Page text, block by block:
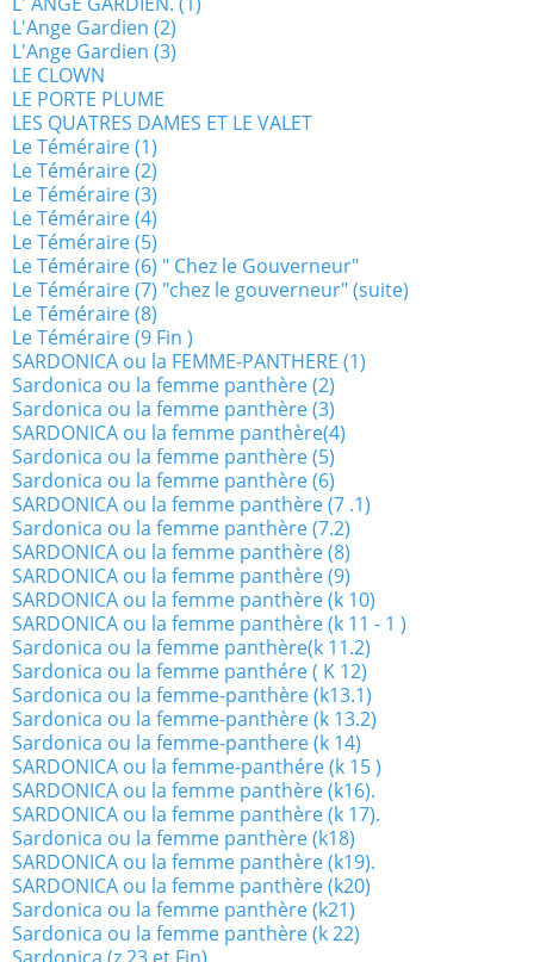
L'Ange Gardien (2)
L'Ange Gardien (3)
LE CLOWN
LE PORTE PLUME
LES QUATRES DAMES ET LE VALET
Le Téméraire (1)
Le Téméraire (2)
Le Téméraire (3)
Le Téméraire (4)
Le Téméraire (5)
Le Téméraire (6) " Chez le Gouverneur"
Le Téméraire (7) "chez le gouverneur" (suite)
Le Téméraire (8)
Le Téméraire (9 Fin )
SARDONICA ou la FEMME-PANTHERE (1)
Sardonica ou la femme panthère (2)
Sardonica ou la femme panthère (3)
SARDONICA ou la femme panthère(4)
Sardonica ou la femme panthère (5)
Sardonica ou la femme panthère (6)
SARDONICA ou la femme panthère (7 .1)
Sardonica ou la femme panthère (7.2)
SARDONICA ou la femme panthère (8)
SARDONICA ou la femme panthère (9)
SARDONICA ou la femme panthère (k 10)
SARDONICA ou la femme panthère (k 11 - 1 )
Sardonica ou la femme panthère(k 11.2)
Sardonica ou la femme panthére ( K 12)
Sardonica ou la femme-panthère (k13.1)
Sardonica ou la femme-panthère (k 13.2)
Sardonica ou la femme-panthere (k 14)
SARDONICA ou la femme-panthére (k 15 )
SARDONICA ou la femme panthère (k16).
SARDONICA ou la femme panthère (k 17).
Sardonica ou la femme panthère (k18)
SARDONICA ou la femme panthère (k19).
SARDONICA ou la femme panthère (k20)
Sardonica ou la femme panthère (k21)
Sardonica ou la femme panthère (k 22)